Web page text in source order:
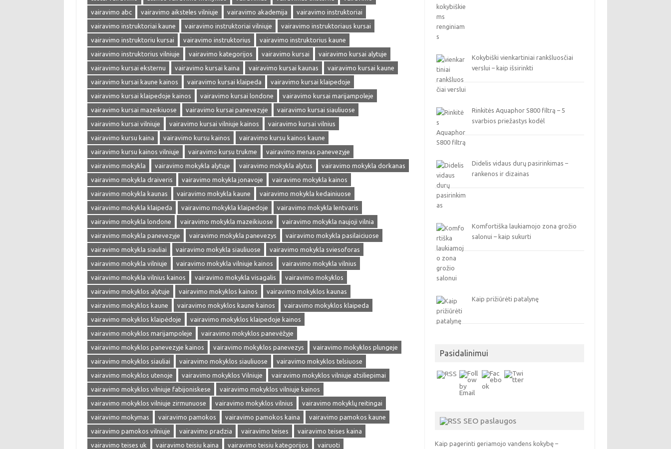
vairavimo abc
vairavimo aiksteles vilniuje vairavimo akademija
vairavimo instruktoriai
vairavimo instruktoriai kaune
vairavimo instruktoriai vilniuje
vairavimo instruktoriaus kursai
vairavimo instruktoriu kursai
vairavimo instruktorius
vairavimo instruktorius kaune
vairavimo instruktorius vilniuje
vairavimo kategorijos vairavimo kursai
vairavimo kursai alytuje
vairavimo kursai eksternu
vairavimo kursai kaina vairavimo kursai kaunas
vairavimo kursai kaune
vairavimo kursai kaune kainos
vairavimo kursai klaipeda
vairavimo kursai klaipedoje
vairavimo kursai klaipedoje kainos
vairavimo kursai londone
vairavimo kursai marijampoleje
vairavimo kursai mazeikiuose
vairavimo kursai panevezyje
vairavimo kursai siauliuose
vairavimo kursai vilniuje
vairavimo kursai vilniuje kainos
vairavimo kursai vilnius
vairavimo kursu kaina
vairavimo kursu kainos
vairavimo kursu kainos kaune
vairavimo kursu kainos vilniuje
vairavimo kursu trukme
vairavimo menas panevezyje
vairavimo mokykla
vairavimo mokykla alytuje vairavimo mokykla alytus
vairavimo mokykla dorkanas
vairavimo mokykla draiveris
vairavimo mokykla jonavoje
vairavimo mokykla kainos
vairavimo mokykla kaunas
vairavimo mokykla kaune
vairavimo mokykla kedainiuose
vairavimo mokykla klaipeda
vairavimo mokykla klaipedoje
vairavimo mokykla lentvaris
vairavimo mokykla londone
vairavimo mokykla mazeikiuose
vairavimo mokykla naujoji vilnia
vairavimo mokykla panevezyje
vairavimo mokykla panevezys
vairavimo mokykla pasilaiciuose
vairavimo mokykla siauliai
vairavimo mokykla siauliuose
vairavimo mokykla sviesoforas
vairavimo mokykla vilniuje
vairavimo mokykla vilniuje kainos
vairavimo mokykla vilnius
vairavimo mokykla vilnius kainos
vairavimo mokykla visagalis
vairavimo mokyklos
vairavimo mokyklos alytuje
vairavimo mokyklos kainos
vairavimo mokyklos kaunas
vairavimo mokyklos kaune
vairavimo mokyklos kaune kainos
vairavimo mokyklos klaipeda
vairavimo mokyklos klaipėdoje
vairavimo mokyklos klaipedoje kainos
vairavimo mokyklos marijampoleje
vairavimo mokyklos panevėžyje
vairavimo mokyklos panevezyje kainos
vairavimo mokyklos panevezys
vairavimo mokyklos plungeje
vairavimo mokyklos siauliai
vairavimo mokyklos siauliuose
vairavimo mokyklos telsiuose
vairavimo mokyklos utenoje
vairavimo mokyklos Vilniuje
vairavimo mokyklos vilniuje atsiliepimai
vairavimo mokyklos vilniuje fabijoniskese
vairavimo mokyklos vilniuje kainos
vairavimo mokyklos vilniuje zirmunuose
vairavimo mokyklos vilnius
vairavimo mokyklų reitingai
vairavimo mokymas
vairavimo pamokos vairavimo pamokos kaina
vairavimo pamokos kaune
vairavimo pamokos vilniuje
vairavimo pradzia vairavimo teises
vairavimo teises kaina
vairavimo teises uk
vairavimo teisiu kaina vairavimo teisiu kategorijos
vairuoti
Kokybiški vienkartiniai rankšluosčiai
verslui – kaip išsirinkti
Rinkitės Aquaphor S800 filtrą – 5
svarbios priežastys kodėl
Didelis vidaus durų pasirinkimas –
rankenos ir dizainas
Komfortiška laukiamojo zona grožio
salonui – kaip sukurti
Kaip prižiūrėti patalynę
Pasidalinimui
SEO paslaugos
Kaip pagerinti geriamojo vandens kokybę –